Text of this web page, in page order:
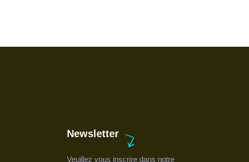
Newsletter
Veuillez vous inscrire dans notre